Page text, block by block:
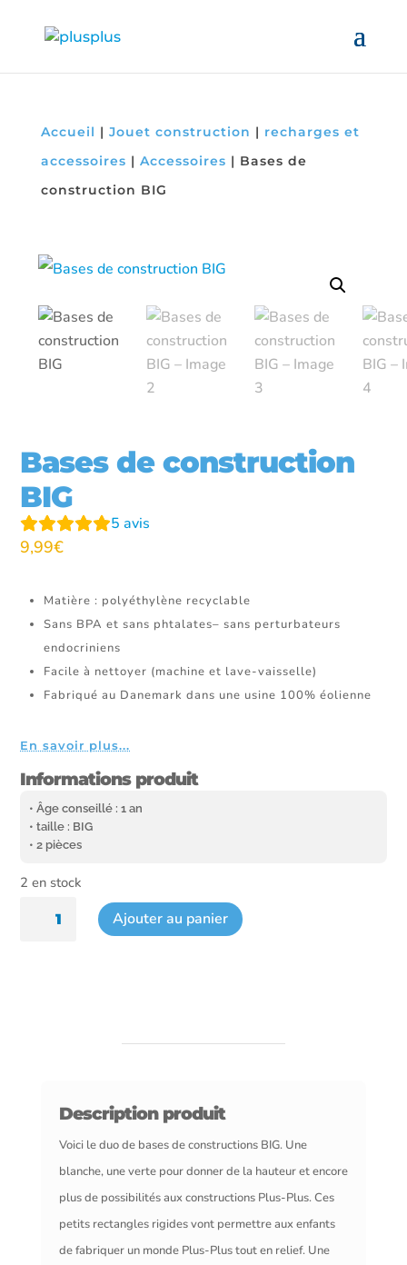
Accueil | Jouet construction | recharges et
accessoires | Accessoires | Bases de
construction BIG
Bases de construction
BIG
5 avis
9,99€
Matière : polyéthylène recyclable
Sans BPA et sans phtalates– sans perturbateurs
endocriniens
Facile à nettoyer (machine et lave-vaisselle)
Fabriqué au Danemark dans une usine 100% éolienne
En savoir plus...
Informations produit
• Âge conseillé : 1 an
• taille : BIG
• 2 pièces
2 en stock
quantité
Ajouter au panier
Description produit
Voici le duo de bases de constructions BIG. Une
blanche, une verte pour donner de la hauteur et encore
plus de possibilités aux constructions Plus-Plus. Ces
petits rectangles rigides vont permettre aux enfants
de fabriquer un monde Plus-Plus tout en relief. Une